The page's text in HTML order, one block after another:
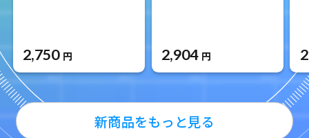
2,750 円 2,904 円
新商品をもっと見る